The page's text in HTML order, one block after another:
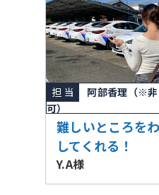
担 当
阿部香理（※
可）
難しいところを
してくれる！
Y.A様